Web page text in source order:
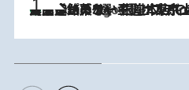
4 Hours Ago
【間違いのない王道・東京土産】資生堂パーラー 銀座本店でのみ出会える銘菓5選《極上プディング・濃厚チーズケーキ・ボンボンショコラほか》